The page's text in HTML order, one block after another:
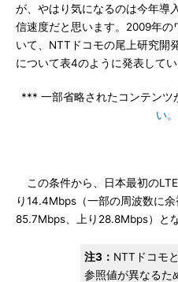
が、やはり気になるのは今年導
信速度だと思います。2009年
いて、NTTドコモの尾上研究開
について表4のように発表してい
*** 一部省略されたコンテンツ
い。
この条件から、日本最初の
り14.4Mbps（一部の周波数に
85.7Mbps、上り28.8Mbps）と
注3： NTTドコモ
参照値が異なるた